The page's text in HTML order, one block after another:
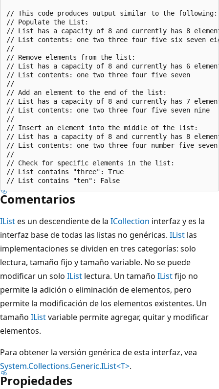
// This code produces output similar to the following:
// Populate the List:
// List has a capacity of 8 and currently has 8
// List contents: one two three four five six seven
//
// Remove elements from the list:
// List has a capacity of 8 and currently has 6
// List contents: one two three four five seven
//
// Add an element to the end of the list:
// List has a capacity of 8 and currently has 7
// List contents: one two three four five seven nine
//
// Insert an element into the middle of the list:
// List has a capacity of 8 and currently has 8
// List contents: one two three four number five
//
// Check for specific elements in the list:
// List contains "three": True
Comentarios
IListes un descendiente de la ICollection interfaz y es la
interfaz base de todas las listas no genéricas. IList las
implementaciones se dividen en tres categorías: solo
lectura, tamaño fijo y tamaño variable. No se puede
modificar un solo IList lectura. Un tamaño IListfijo no
permite la adición o eliminación de elementos, pero
permite la modificación de los elementos existentes. Un
tamaño IListvariable permite agregar, quitar y modificar
elementos.
Para obtener la versión genérica de esta interfaz, vea
System.Collections.Generic.IList<T>.
Propiedades